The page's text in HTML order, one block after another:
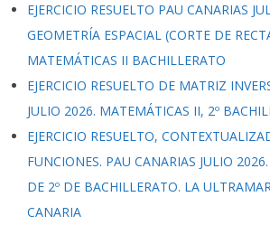
EJERCICIO RESUELTO PAU CANARIAS
GEOMETRÍA ESPACIAL (CORTE DE
MATEMÁTICAS II BACHILLERATO
EJERCICIO RESUELTO DE MATRIZ
JULIO 2026. MATEMÁTICAS II, 2º
EJERCICIO RESUELTO,
FUNCIONES. PAU CANARIAS JULIO
DE 2º DE BACHILLERATO. LA
CANARIA